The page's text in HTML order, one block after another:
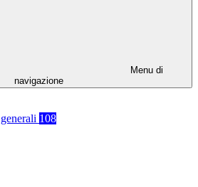
Menu di
navigazione
108